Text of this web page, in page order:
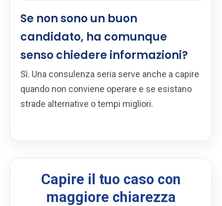
Se non sono un buon
candidato, ha comunque
senso chiedere informazioni?
Sì. Una consulenza seria serve anche a capire
quando non conviene operare e se esistano
strade alternative o tempi migliori.
Capire il tuo caso con
maggiore chiarezza